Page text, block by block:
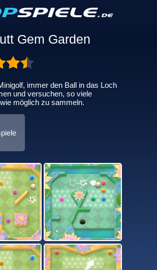
Gem Garden
immer den Ball in das Loch
und versuchen, so viele
möglich zu sammeln.